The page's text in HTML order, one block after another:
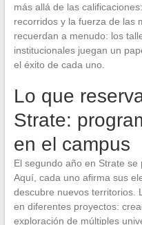
más allá de las
recorridos y la fuerza de las
recuerdan a menudo: los
institucionales juegan un
el éxito de cada uno.
Lo que
Strate:
en el campus
El segundo año en Strate se
Aquí, cada uno afirma sus
descubre nuevos territorios.
en diferentes proyectos:
exploración de múltiples